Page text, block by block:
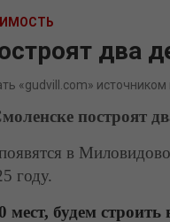
два
«gudvill.com» источником
построят
в
году.
мест, будем